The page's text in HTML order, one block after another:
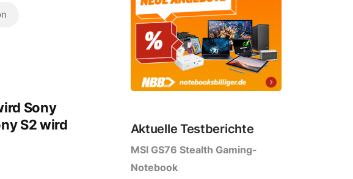
Sony
S2 wird
Aktuelle Testberichte
MSI GS76 Stealth Gaming-
Notebook